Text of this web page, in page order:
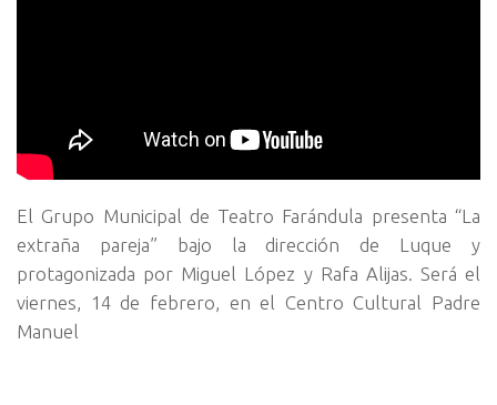
El Grupo Municipal de Teatro Farándula presenta “La
extraña pareja” bajo la dirección de Luque y
protagonizada por Miguel López y Rafa Alijas. Será el
viernes, 14 de febrero, en el Centro Cultural Padre
Manuel